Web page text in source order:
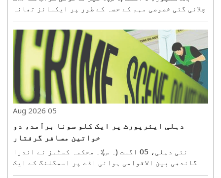
چلائی گئی خصوصی مہم کے حصہ کے طور پر ایکسائز تھانہ
کارروائی کرتے ہوئے ایکسائز تھانہ انچارج پرمود
کمار داس کی قیادت میں ایک ٹیم نے جمعرات کے روز
نوگچھیا..
05 Aug 2026
دہلی ایئرپورٹ پر ایک کلو سونا برآمد، دو
خواتین مسافر گرفتار
نئی دہلی، 05 اگست (ہ س):۔ محکمہ کسٹمز نے اندرا
گاندھی بین الاقوامی ہوائی اڈے پر اسمگلنگ کے ایک